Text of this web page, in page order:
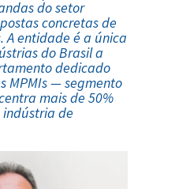
do setor
concretas de
A entidade é a única
do Brasil a
dedicado
MPMIs — segmento
mais de 50%
de